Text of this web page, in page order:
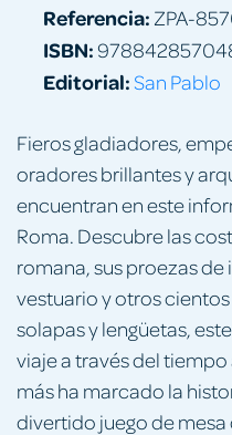
Fieros gladiadores,
oradores brillantes y
encuentran en este
Roma. Descubre las
romana, sus proezas
vestuario y otros
solapas y lengüetas,
viaje a través del
más ha marcado la
divertido juego de
Referencia: ZPA-
ISBN:
Editorial:San Pablo